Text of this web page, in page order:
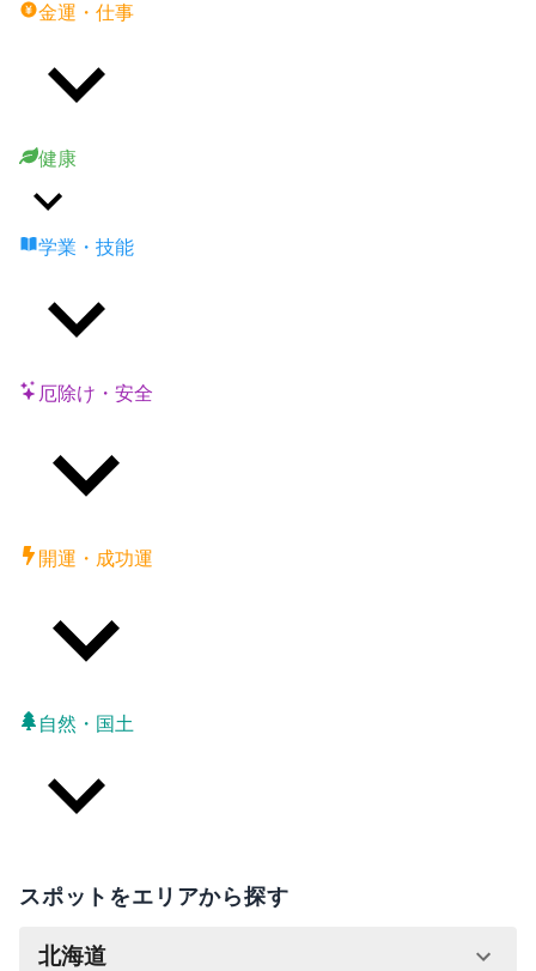
金運・仕事
健康
学業・技能
厄除け・安全
開運・成功運
自然・国土
スポットをエリアから探す
北海道